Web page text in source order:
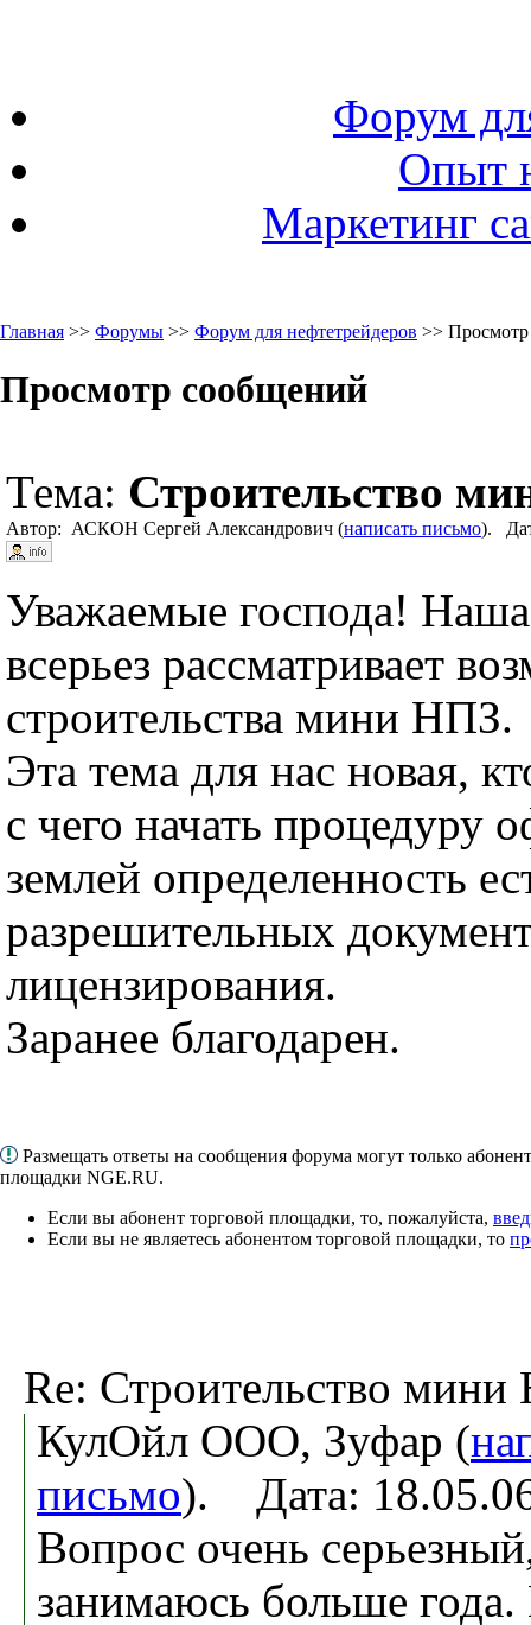
Форум
Опыт
Маркетинг
Главная >> Форумы >> Форум для нефтетрейдеров >>
Просмотр сообщений
Тема: Строительство
Автор: АСКОН Сергей Александрович (написать письмо).
Уважаемые господа!
всерьез рассматривает
строительства мини НПЗ.
Эта тема для нас новая,
с чего начать процедуру
землей определенность
разрешительных
лицензирования.
Заранее благодарен.
Размещать ответы на сообщения форума могут только
площадки NGE.RU.
Если вы абонент торговой площадки, то, пожалуйста,
Если вы не являетесь абонентом торговой площадки, то
Re: Строительство
КулОйл ООО, Зуфар (
письмо). Дата:
Вопрос очень
занимаюсь больше